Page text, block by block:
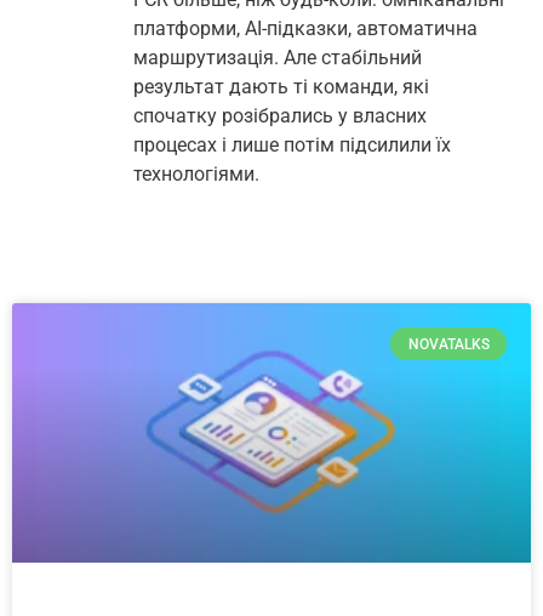
платформи, AI-підказки, автоматична
маршрутизація. Але стабільний
результат дають ті команди, які
спочатку розібрались у власних
процесах і лише потім підсилили їх
технологіями.
NOVATALKS